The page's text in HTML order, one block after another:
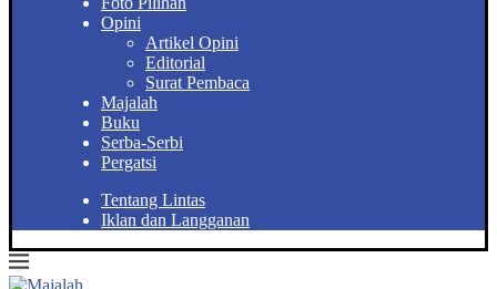
Opini
Artikel Opini
Editorial
Surat Pembaca
Majalah
Buku
Serba-Serbi
Pergatsi
Tentang Lintas
Iklan dan Langganan